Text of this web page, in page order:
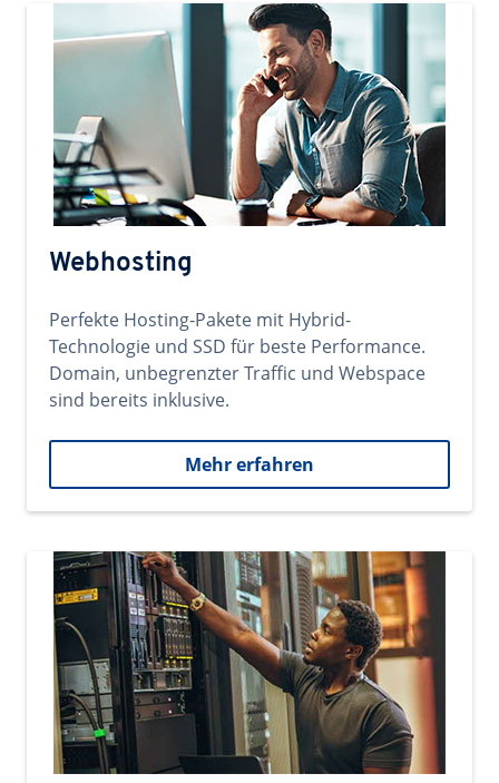
Webhosting
Perfekte Hosting-Pakete mit Hybrid-
Technologie und SSD für beste Performance.
Domain, unbegrenzter Traffic und Webspace
sind bereits inklusive.
Mehr erfahren